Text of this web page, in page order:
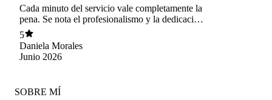
Cada minuto del servicio vale completamente la
pena. Se nota el profesionalismo y la dedicación
desde el primer momento, pero lo que más
destaco es la capacidad de explicar cada detalle
de forma clara y fácil de entender. Sin duda, un
excelente profesional.
5
Daniela Morales
Junio 2026
SOBRE MÍ